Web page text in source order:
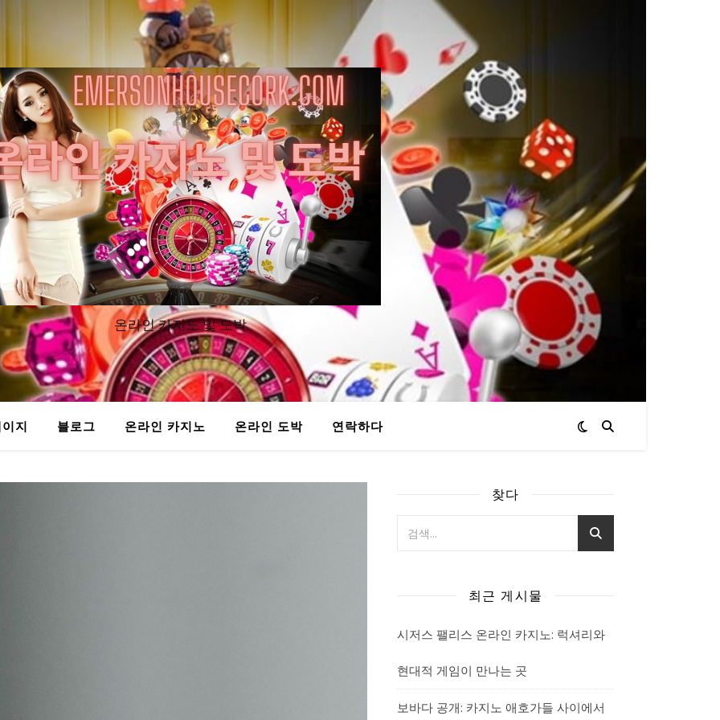
온라인 카지노 및 도박
지 블로그 온라인 카지노 온라인 도박 연락하다
찾다
최근 게시물
시저스 팰리스 온라인 카지노: 럭셔리와
현대적 게임이 만나는 곳
보바다 공개: 카지노 애호가들 사이에서